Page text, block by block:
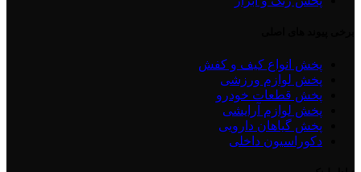
پخش انواع کیف و کفش
پخش لوازم ورزشی
پخش قطعات خودرو
پخش لوازم آرایشی
پخش گیاهان دارویی
دکوراسیون داخلی